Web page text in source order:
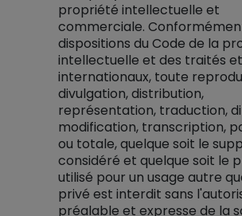
propriété intellectuelle et
commerciale.
dispositions du Code de la
intellectuelle et des traités
internationaux, toute
divulgation, distribution,
représentation, traduction,
modification, transcription,
ou totale, quelque soit le
considéré et quelque soit le
utilisé pour un usage autre
privé est interdit sans
préalable et expresse de la